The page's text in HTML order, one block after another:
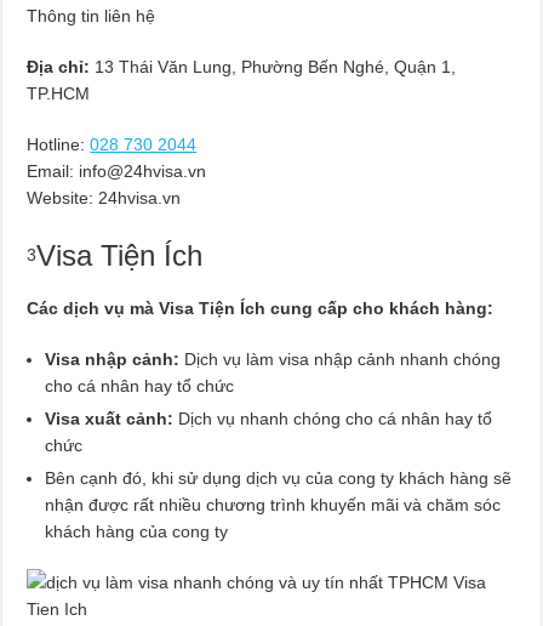
Thông tin liên hệ
Địa chỉ: 13 Thái Văn Lung, Phường Bến Nghé, Quận 1,
TP.HCM
Hotline: 028 730 2044
Email: info@24hvisa.vn
Website: 24hvisa.vn
3Visa Tiện Ích
Các dịch vụ mà Visa Tiện Ích cung cấp cho khách hàng:
Visa nhập cảnh: Dịch vụ làm visa nhập cảnh nhanh chóng
cho cá nhân hay tổ chức
Visa xuất cảnh: Dịch vụ nhanh chóng cho cá nhân hay tổ
chức
Bên cạnh đó, khi sử dụng dịch vụ của cong ty khách hàng sẽ
nhận được rất nhiều chương trình khuyến mãi và chăm sóc
khách hàng của cong ty